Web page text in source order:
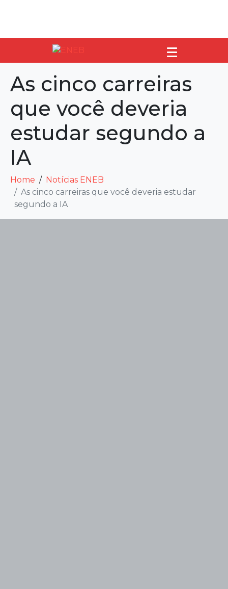
As cinco carreiras
que você deveria
estudar segundo a
IA
Home
Notícias ENEB
As cinco carreiras que você deveria estudar
segundo a IA